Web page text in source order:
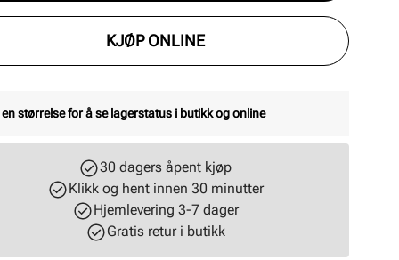
KJØP ONLINE
størrelse for å se lagerstatus i butikk og online
30 dagers åpent kjøp
Klikk og hent innen 30 minutter
Hjemlevering 3-7 dager
Gratis retur i butikk